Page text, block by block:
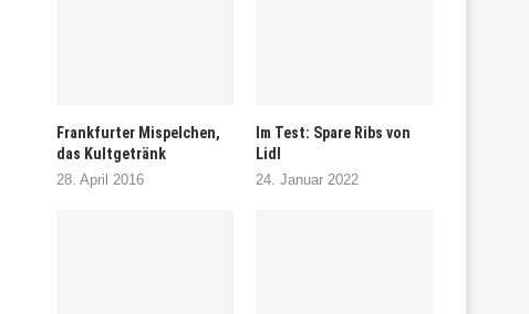
Frankfurter Mispelchen,
das Kultgetränk
28. April 2016
Im Test: Spare Ribs von
Lidl
24. Januar 2022